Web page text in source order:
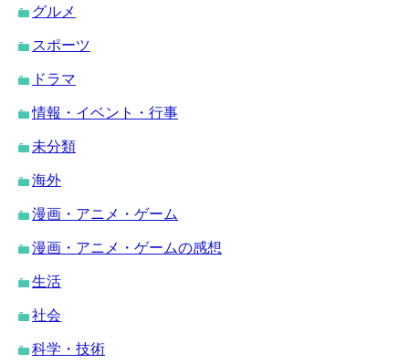
グルメ
スポーツ
ドラマ
情報・イベント・行事
未分類
海外
漫画・アニメ・ゲーム
漫画・アニメ・ゲームの感想
生活
社会
科学・技術